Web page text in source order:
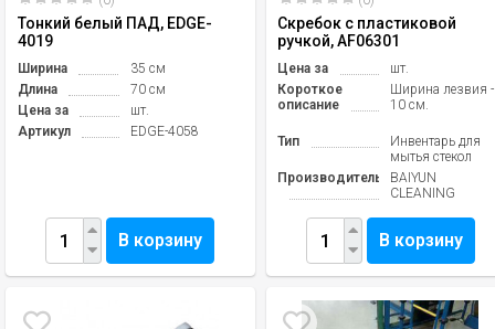
Тонкий белый ПАД, EDGE-
4019
Ширина
35 см
Длина
70 см
Цена за
шт.
Артикул
EDGE-4058
В корзину
Скребок с пластиковой
ручкой, AF06301
Цена за
шт.
Короткое
описание
Ширина лезвия -
10 см.
Тип
Инвентарь для
мытья стекол
Производитель
BAIYUN
CLEANING
В корзину